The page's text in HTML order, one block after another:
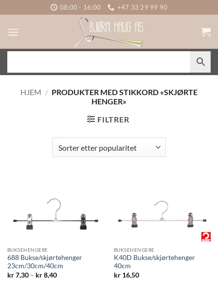
to
content
08:00 - 16:00 +47 33 29 99 90
HJEM / PRODUKTER MED STIKKORD «SKJØRTE
HENGER»
FILTRER
BUKSEHENGERE
688 Bukse/skjørtehenger
23cm/30cm/40cm
kr7,30 – kr8,40Prisområde:
BUKSEHENGERE
K40D Bukse/skjørtehenger
40cm
kr16,50